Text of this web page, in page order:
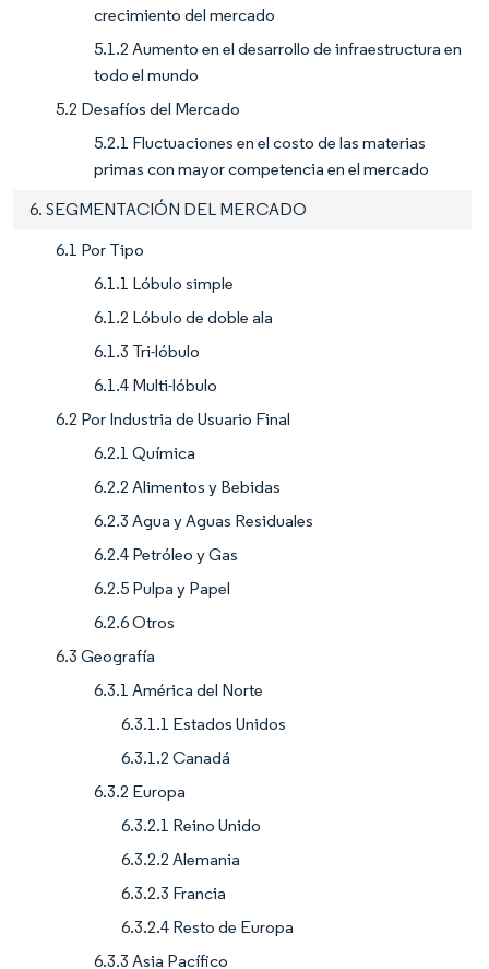
crecimiento del mercado
5.1.2 Aumento en el desarrollo de infraestructura en
todo el mundo
5.2 Desafíos del Mercado
5.2.1 Fluctuaciones en el costo de las materias
primas con mayor competencia en el mercado
6. SEGMENTACIÓN DEL MERCADO
6.1 Por Tipo
6.1.1 Lóbulo simple
6.1.2 Lóbulo de doble ala
6.1.3 Tri-lóbulo
6.1.4 Multi-lóbulo
6.2 Por Industria de Usuario Final
6.2.1 Química
6.2.2 Alimentos y Bebidas
6.2.3 Agua y Aguas Residuales
6.2.4 Petróleo y Gas
6.2.5 Pulpa y Papel
6.2.6 Otros
6.3 Geografía
6.3.1 América del Norte
6.3.1.1 Estados Unidos
6.3.1.2 Canadá
6.3.2 Europa
6.3.2.1 Reino Unido
6.3.2.2 Alemania
6.3.2.3 Francia
6.3.2.4 Resto de Europa
6.3.3 Asia Pacífico